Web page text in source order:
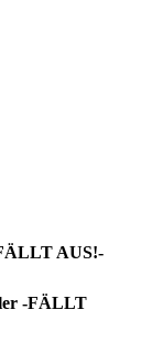
AUS!-
-FÄLLT